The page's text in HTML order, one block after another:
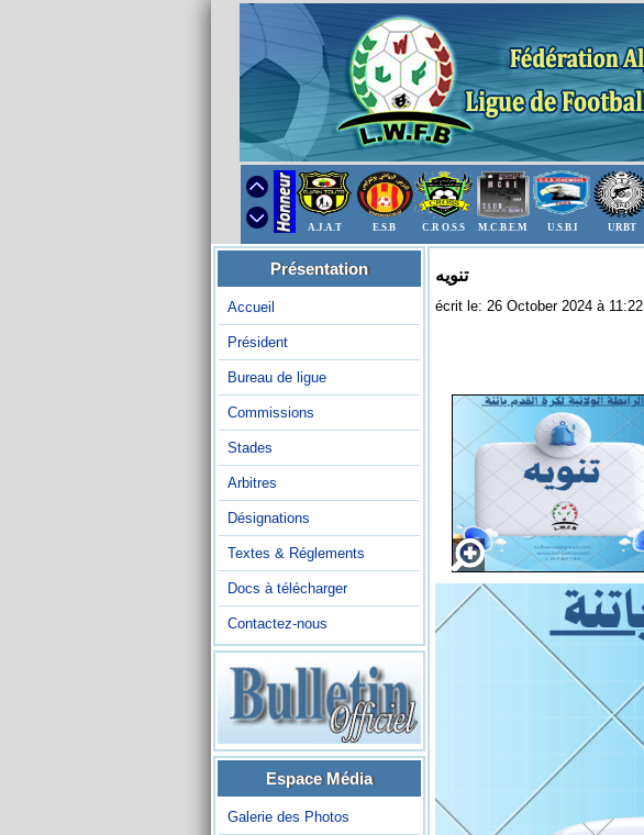
A.J.A.T E.S.B C.R O.S.S M.C.B.E.M U.S.B.I URBT
Présentation
Accueil
Président
Bureau de ligue
Commissions
Stades
Arbitres
Désignations
Textes & Réglements
Docs à télécharger
Contactez-nous
Espace Média
Galerie des Photos
تنويه
écrit le: 26 October 2024 à 11:22